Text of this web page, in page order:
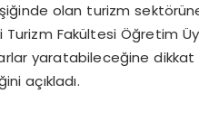
olan turizm
Fakültesi Öğretim
yaratabileceğine
açıkladı.